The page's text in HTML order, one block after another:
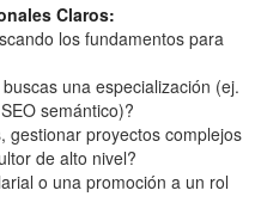
Claros:
los fundamentos para
una especialización (ej.
semántico)?
gestionar proyectos complejos
de alto nivel?
o una promoción a un rol